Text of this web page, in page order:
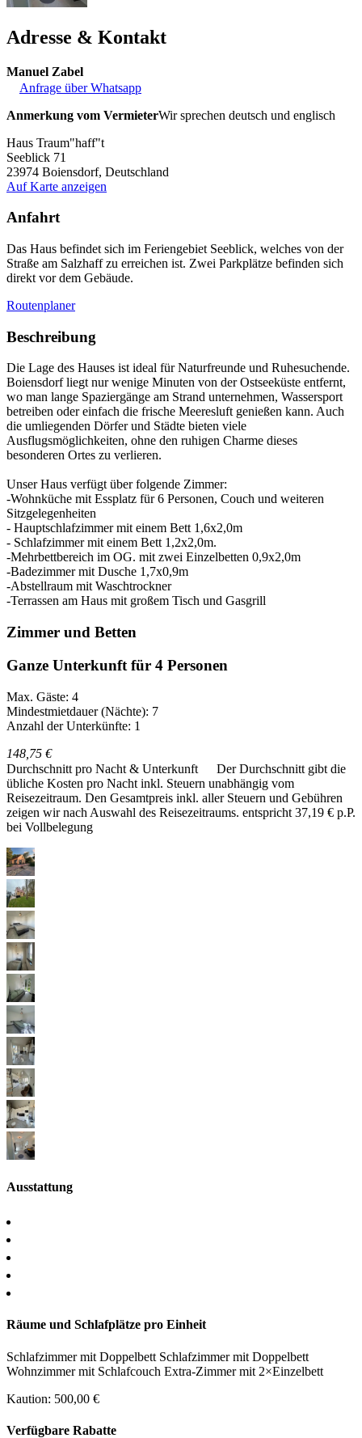
Adresse & Kontakt
Manuel Zabel
Anfrage über Whatsapp
Anmerkung vom VermieterWir sprechen deutsch und englisch
Haus Traum"haff"t
Seeblick 71
23974 Boiensdorf, Deutschland
Auf Karte anzeigen
Anfahrt
Das Haus befindet sich im Feriengebiet Seeblick, welches von der
Straße am Salzhaff zu erreichen ist. Zwei Parkplätze befinden sich
direkt vor dem Gebäude.
Routenplaner
Beschreibung
Die Lage des Hauses ist ideal für Naturfreunde und Ruhesuchende.
Boiensdorf liegt nur wenige Minuten von der Ostseeküste entfernt,
wo man lange Spaziergänge am Strand unternehmen, Wassersport
betreiben oder einfach die frische Meeresluft genießen kann. Auch
die umliegenden Dörfer und Städte bieten viele
Ausflugsmöglichkeiten, ohne den ruhigen Charme dieses
besonderen Ortes zu verlieren.
Unser Haus verfügt über folgende Zimmer:
-Wohnküche mit Essplatz für 6 Personen, Couch und weiteren
Sitzgelegenheiten
- Hauptschlafzimmer mit einem Bett 1,6x2,0m
- Schlafzimmer mit einem Bett 1,2x2,0m.
-Mehrbettbereich im OG. mit zwei Einzelbetten 0,9x2,0m
-Badezimmer mit Dusche 1,7x0,9m
-Abstellraum mit Waschtrockner
-Terrassen am Haus mit großem Tisch und Gasgrill
Zimmer und Betten
Ganze Unterkunft für 4 Personen
Max. Gäste: 4
Mindestmietdauer (Nächte): 7
Anzahl der Unterkünfte: 1
148,75 €
Durchschnitt pro Nacht & Unterkunft
Der Durchschnitt gibt die
übliche Kosten pro Nacht inkl. Steuern unabhängig vom
Reisezeitraum. Den Gesamtpreis inkl. aller Steuern und Gebühren
zeigen wir nach Auswahl des Reisezeitraums. entspricht 37,19 € p.P.
bei Vollbelegung
Ausstattung
Räume und Schlafplätze pro Einheit
Schlafzimmermit Doppelbett Schlafzimmermit Doppelbett
Wohnzimmermit Schlafcouch Extra-Zimmermit 2×Einzelbett
Kaution: 500,00 €
Verfügbare Rabatte